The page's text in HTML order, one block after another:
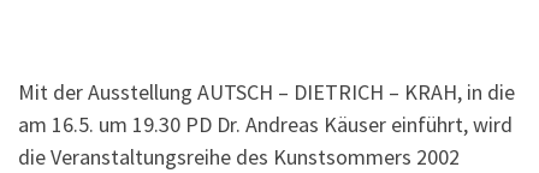
Mit der Ausstellung AUTSCH – DIETRICH – KRAH, in die
am 16.5. um 19.30 PD Dr. Andreas Käuser einführt, wird
die Veranstaltungsreihe des Kunstsommers 2002